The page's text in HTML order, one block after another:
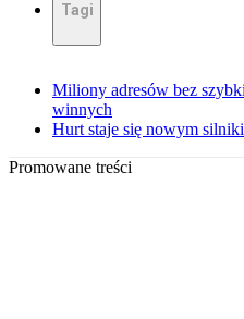
Tagi
Miliony adresów bez
winnych
Hurt staje się nowym
Promowane treści